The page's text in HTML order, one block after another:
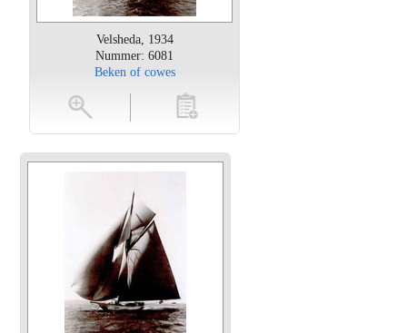
Velsheda, 1934
Nummer: 6081
Beken of cowes
toevoegen